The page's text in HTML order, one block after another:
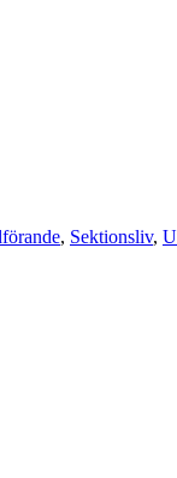
, Sektionsliv,